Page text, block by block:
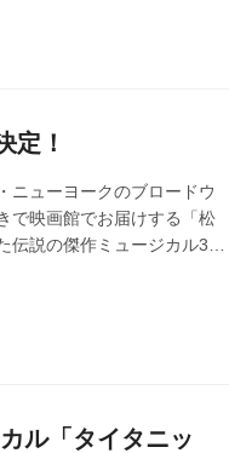
定！
ニューヨークのブロードウ
で映画館でお届けする「松
説の傑作ミュージカル3作
開し、 第3弾「タイタニッ
申し上げます。ご好評につ
ご来場をお待ちしておりま
ル「タイタニッ